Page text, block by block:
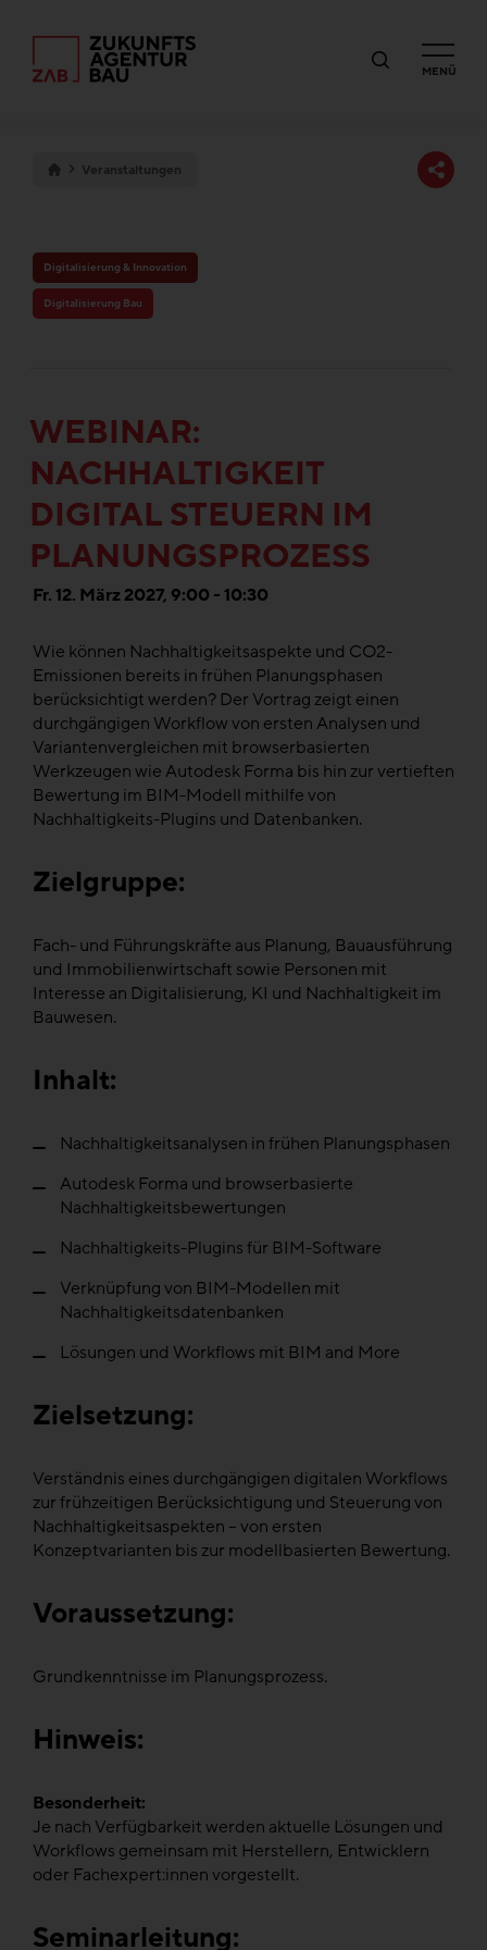
MENÜ
Veranstaltungen
Digitalisierung & Innovation
Digitalisierung Bau
WEBINAR:
NACHHALTIGKEIT
DIGITAL STEUERN IM
PLANUNGSPROZESS
Fr. 12. März 2027, 9:00 - 10:30
Wie können Nachhaltigkeitsaspekte und CO2-
Emissionen bereits in frühen Planungsphasen
berücksichtigt werden? Der Vortrag zeigt einen
durchgängigen Workflow von ersten Analysen und
Variantenvergleichen mit browserbasierten
Werkzeugen wie Autodesk Forma bis hin zur vertieften
Bewertung im BIM-Modell mithilfe von
Nachhaltigkeits-Plugins und Datenbanken.
Zielgruppe:
Fach- und Führungskräfte aus Planung, Bauausführung
und Immobilienwirtschaft sowie Personen mit
Interesse an Digitalisierung, KI und Nachhaltigkeit im
Bauwesen.
Inhalt:
Nachhaltigkeitsanalysen in frühen Planungsphasen
Autodesk Forma und browserbasierte
Nachhaltigkeitsbewertungen
Nachhaltigkeits-Plugins für BIM-Software
Verknüpfung von BIM-Modellen mit
Nachhaltigkeitsdatenbanken
Lösungen und Workflows mit BIM and More
Zielsetzung:
Verständnis eines durchgängigen digitalen Workflows
zur frühzeitigen Berücksichtigung und Steuerung von
Nachhaltigkeitsaspekten – von ersten
Konzeptvarianten bis zur modellbasierten Bewertung.
Voraussetzung:
Grundkenntnisse im Planungsprozess.
Hinweis:
Besonderheit:
Je nach Verfügbarkeit werden aktuelle Lösungen und
Workflows gemeinsam mit Herstellern, Entwicklern
oder Fachexpert:innen vorgestellt.
Seminarleitung: